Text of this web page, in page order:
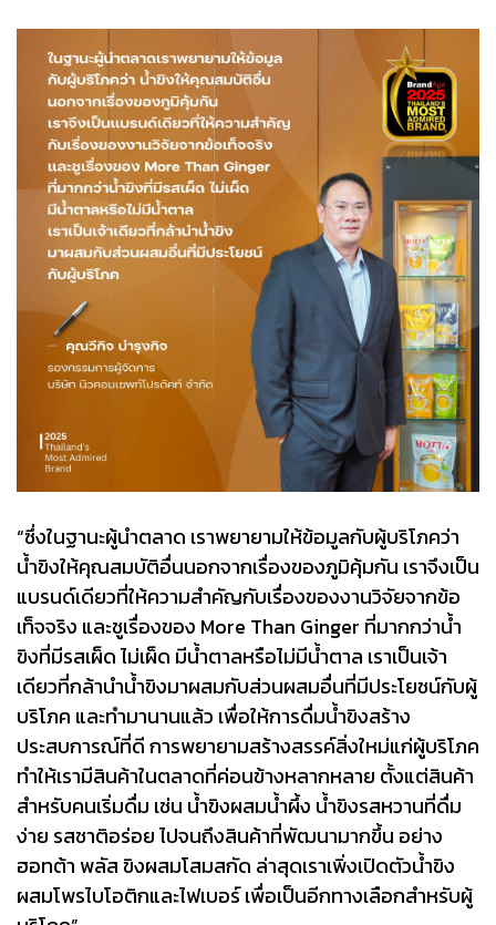
“ซึ่งในฐานะผู้นำตลาด เราพยายามให้ข้อมูลกับผู้บริโภคว่า
น้ำขิงให้คุณสมบัติอื่นนอกจากเรื่องของภูมิคุ้มกัน เราจึงเป็น
แบรนด์เดียวที่ให้ความสำคัญกับเรื่องของงานวิจัยจากข้อ
เท็จจริง และชูเรื่องของ More Than Ginger ที่มากกว่าน้ำ
ขิงที่มีรสเผ็ด ไม่เผ็ด มีน้ำตาลหรือไม่มีน้ำตาล เราเป็นเจ้า
เดียวที่กล้านำน้ำขิงมาผสมกับส่วนผสมอื่นที่มีประโยชน์กับผู้
บริโภค และทำมานานแล้ว เพื่อให้การดื่มน้ำขิงสร้าง
ประสบการณ์ที่ดี การพยายามสร้างสรรค์สิ่งใหม่แก่ผู้บริโภค
ทำให้เรามีสินค้าในตลาดที่ค่อนข้างหลากหลาย ตั้งแต่สินค้า
สำหรับคนเริ่มดื่ม เช่น น้ำขิงผสมน้ำผึ้ง น้ำขิงรสหวานที่ดื่ม
ง่าย รสชาติอร่อย ไปจนถึงสินค้าที่พัฒนามากขึ้น อย่าง
ฮอทต้า พลัส ขิงผสมโสมสกัด ล่าสุดเราเพิ่งเปิดตัวน้ำขิง
ผสมโพรไบโอติกและไฟเบอร์ เพื่อเป็นอีกทางเลือกสำหรับผู้